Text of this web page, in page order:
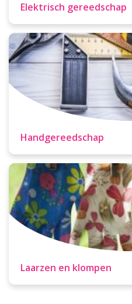
Elektrisch gereedschap
Handgereedschap
Laarzen en klompen